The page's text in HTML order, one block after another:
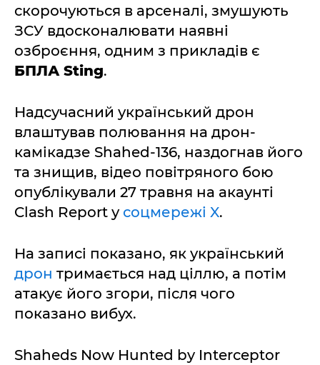
скорочуються в арсеналі, змушують
ЗСУ вдосконалювати наявні
озброєння, одним з прикладів є
БПЛА Sting.
Надсучасний український дрон
влаштував полювання на дрон-
камікадзе Shahed-136, наздогнав його
та знищив, відео повітряного бою
опублікували 27 травня на акаунті
Clash Report у соцмережі X.
На записі показано, як український
дрон тримається над ціллю, а потім
атакує його згори, після чого
показано вибух.
Shaheds Now Hunted by Interceptor